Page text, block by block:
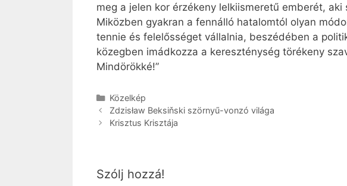
meg a jelen kor érzékeny lelkiismeretű emberét,
Miközben gyakran a fennálló hatalomtól olyan
tennie és felelősséget vállalnia, beszédében a
közegben imádkozza a kereszténység törékeny
Mindörökké!”
Kategória
Közelkép
Zdzisław Beksiňski szörnyű-vonzó világa
Krisztus Krisztája
Szólj hozzá!